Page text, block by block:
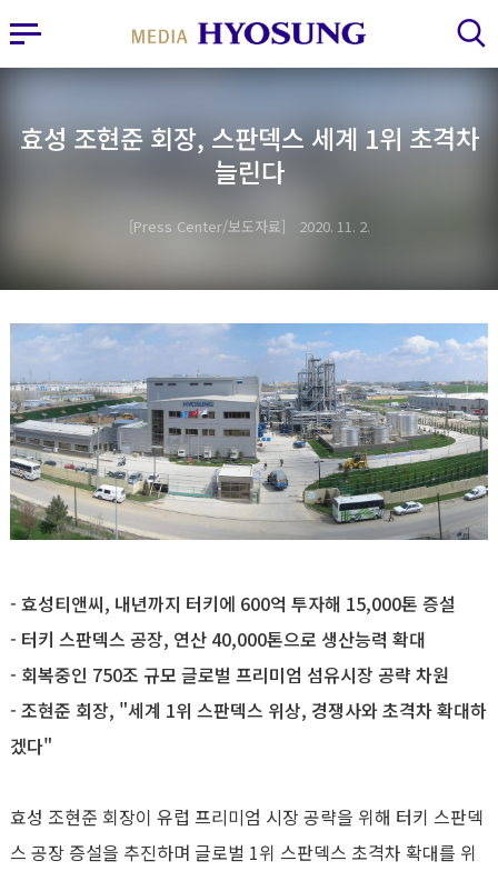
MY FRIEND HYOSUNG
사이드바 열기 검색 레이어 열기
효성 조현준 회장, 스판덱스 세계 1위 초격차
늘린다
Press Center/보도자료 2020. 11. 2.
- 효성티앤씨, 내년까지 터키에 600억 투자해 15,000톤 증설
- 터키 스판덱스 공장, 연산 40,000톤으로 생산능력 확대
- 회복중인 750조 규모 글로벌 프리미엄 섬유시장 공략 차원
- 조현준 회장, "세계 1위 스판덱스 위상, 경쟁사와 초격차 확대하
겠다"
효성 조현준 회장이 유럽 프리미엄 시장 공략을 위해 터키 스판덱
스 공장 증설을 추진하며 글로벌 1위 스판덱스 초격차 확대를 위